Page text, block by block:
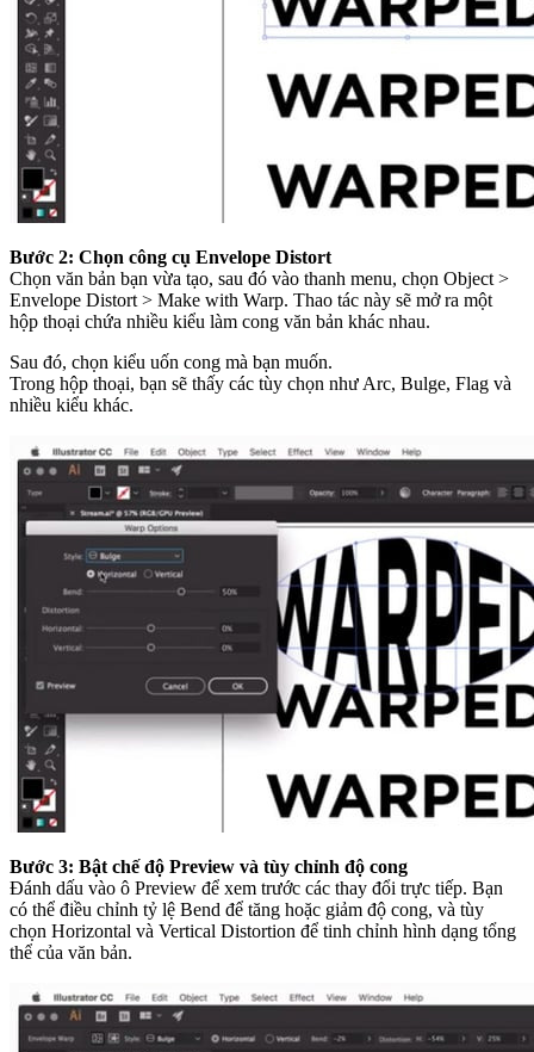
Bước 2: Chọn công cụ Envelope Distort
Chọn văn bản bạn vừa tạo, sau đó vào thanh menu, chọn Object >
Envelope Distort > Make with Warp. Thao tác này sẽ mở ra một
hộp thoại chứa nhiều kiểu làm cong văn bản khác nhau.
Sau đó, chọn kiểu uốn cong mà bạn muốn.
Trong hộp thoại, bạn sẽ thấy các tùy chọn như Arc, Bulge, Flag và
nhiều kiểu khác.
Bước 3: Bật chế độ Preview và tùy chỉnh độ cong
Đánh dấu vào ô Preview để xem trước các thay đổi trực tiếp. Bạn
có thể điều chỉnh tỷ lệ Bend để tăng hoặc giảm độ cong, và tùy
chọn Horizontal và Vertical Distortion để tinh chỉnh hình dạng tổng
thể của văn bản.